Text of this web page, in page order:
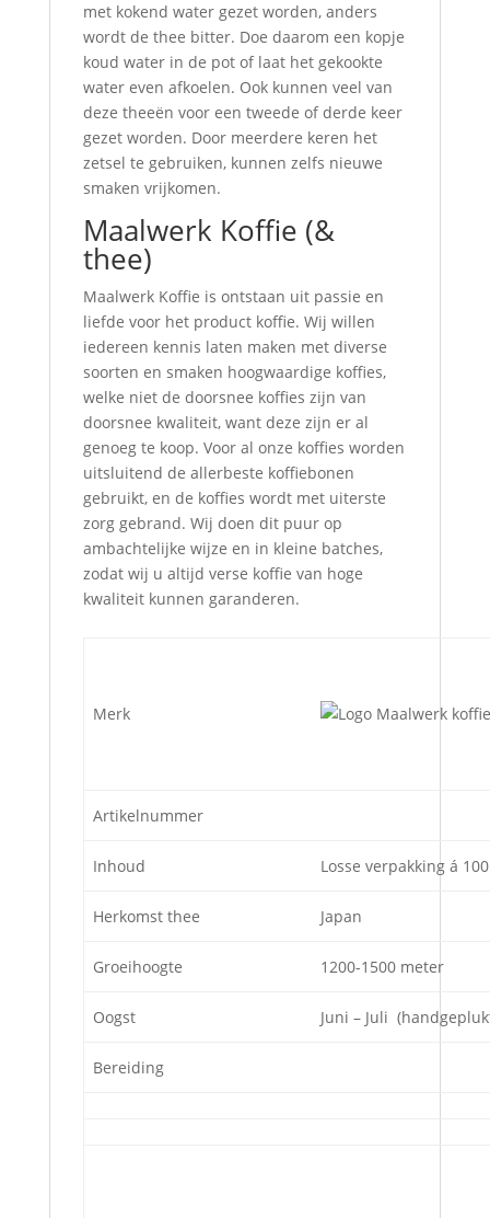
met kokend water gezet worden, anders
wordt de thee bitter. Doe daarom een kopje
koud water in de pot of laat het gekookte
water even afkoelen. Ook kunnen veel van
deze theeën voor een tweede of derde keer
gezet worden. Door meerdere keren het
zetsel te gebruiken, kunnen zelfs nieuwe
smaken vrijkomen.
Maalwerk Koffie (&
thee)
Maalwerk Koffie is ontstaan uit passie en
liefde voor het product koffie. Wij willen
iedereen kennis laten maken met diverse
soorten en smaken hoogwaardige koffies,
welke niet de doorsnee koffies zijn van
doorsnee kwaliteit, want deze zijn er al
genoeg te koop. Voor al onze koffies worden
uitsluitend de allerbeste koffiebonen
gebruikt, en de koffies wordt met uiterste
zorg gebrand. Wij doen dit puur op
ambachtelijke wijze en in kleine batches,
zodat wij u altijd verse koffie van hoge
kwaliteit kunnen garanderen.
Merk
Artikelnummer
Inhoud Losse verpakking á
Herkomst thee Japan
Groeihoogte 1200-1500 meter
Oogst Juni – Juli
Bereiding